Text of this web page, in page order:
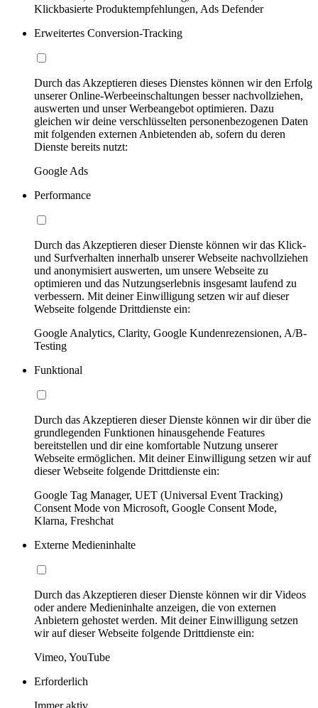
Klickbasierte Produktempfehlungen, Ads Defender
Erweitertes Conversion-Tracking
Durch das Akzeptieren dieses Dienstes können wir den Erfolg
unserer Online-Werbeeinschaltungen besser nachvollziehen,
auswerten und unser Werbeangebot optimieren. Dazu
gleichen wir deine verschlüsselten personenbezogenen Daten
mit folgenden externen Anbietenden ab, sofern du deren
Dienste bereits nutzt:
Google Ads
Performance
Durch das Akzeptieren dieser Dienste können wir das Klick-
und Surfverhalten innerhalb unserer Webseite nachvollziehen
und anonymisiert auswerten, um unsere Webseite zu
optimieren und das Nutzungserlebnis insgesamt laufend zu
verbessern. Mit deiner Einwilligung setzen wir auf dieser
Webseite folgende Drittdienste ein:
Google Analytics, Clarity, Google Kundenrezensionen, A/B-
Testing
Funktional
Durch das Akzeptieren dieser Dienste können wir dir über die
grundlegenden Funktionen hinausgehende Features
bereitstellen und dir eine komfortable Nutzung unserer
Webseite ermöglichen. Mit deiner Einwilligung setzen wir auf
dieser Webseite folgende Drittdienste ein:
Google Tag Manager, UET (Universal Event Tracking)
Consent Mode von Microsoft, Google Consent Mode,
Klarna, Freshchat
Externe Medieninhalte
Durch das Akzeptieren dieser Dienste können wir dir Videos
oder andere Medieninhalte anzeigen, die von externen
Anbietern gehostet werden. Mit deiner Einwilligung setzen
wir auf dieser Webseite folgende Drittdienste ein:
Vimeo, YouTube
Erforderlich
Immer aktiv